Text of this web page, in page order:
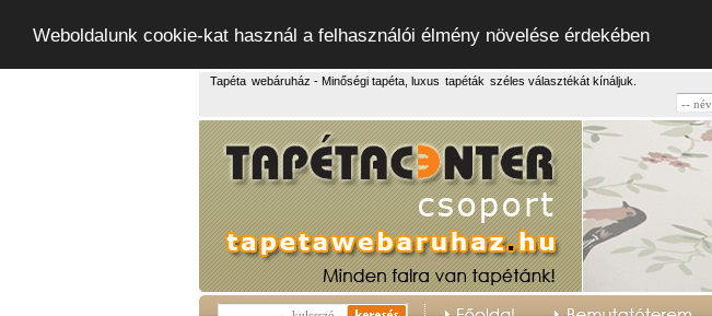
Weboldalunk cookie-kat használ a felhasználói élmény növelése érdekében
Tapéta webáruház - Minőségi tapéta, luxus tapéták széles választékát kínáljuk.